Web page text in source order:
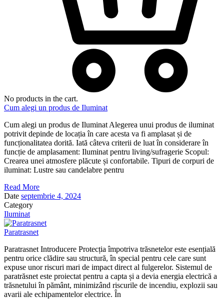
No products in the cart.
Cum alegi un produs de Iluminat
Cum alegi un produs de Iluminat Alegerea unui produs de iluminat
potrivit depinde de locația în care acesta va fi amplasat și de
funcționalitatea dorită. Iată câteva criterii de luat în considerare în
funcție de amplasament: Iluminat pentru living/sufragerie Scopul:
Crearea unei atmosfere plăcute și confortabile. Tipuri de corpuri de
iluminat: Lustre sau candelabre pentru
Read More
Date septembrie 4, 2024
Category
Iluminat
Paratrasnet
Paratrasnet Introducere Protecția împotriva trăsnetelor este esențială
pentru orice clădire sau structură, în special pentru cele care sunt
expuse unor riscuri mari de impact direct al fulgerelor. Sistemul de
paratrăsnet este proiectat pentru a capta și a devia energia electrică a
trăsnetului în pământ, minimizând riscurile de incendiu, explozii sau
avarii ale echipamentelor electrice. În